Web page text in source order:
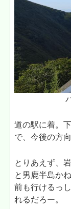
道の駅に着。
で、今後の方
とりあえず、
と男鹿半島か
前も行けるっ
れるだろー。